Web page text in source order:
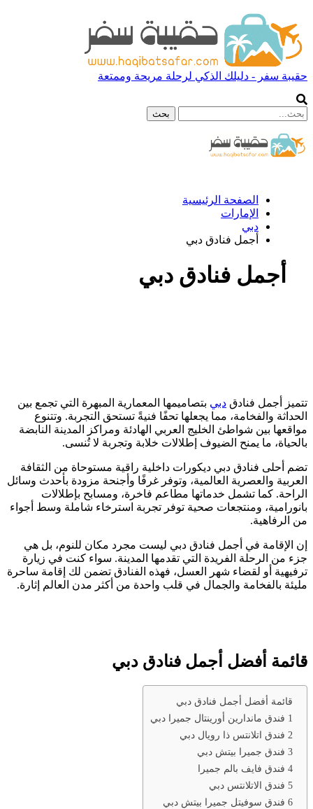
حقيبة سفر - دليلك الذكي لرحلة مريحة وممتعة
الصفحة الرئيسية
الإمارات
دبي
أجمل فنادق دبي
أجمل فنادق دبي
تتميز أجمل فنادق دبي بتصاميمها المعمارية المبهرة التي تجمع بين
الحداثة والفخامة، مما يجعلها تحفًا فنيةً تستحق التجربة. وتتنوع
مواقعها بين شواطئ الخليج العربي الهادئة ومراكز المدينة النابضة
بالحياة، ما يمنح الضيوف إطلالات خلابة وتجربة لا تُنسى.
تضم أحلى فنادق دبي ديكورات داخلية راقية مستوحاة من الثقافة
العربية والعصرية العالمية، وتوفر غرفًا وأجنحة مزودة بأحدث وسائل
الراحة. كما تشمل خدماتها مطاعم فاخرة، ومسابح بإطلالات
بانورامية، ومنتجعات صحية توفر تجربة استرخاء شاملة وسط أجواء
من الرفاهية.
إن الإقامة في أجمل فنادق دبي ليست مجرد مكان للنوم، بل هي
جزء من الرحلة الفريدة التي تقدمها المدينة. سواء كنت في زيارة
ترفيهية أو لقضاء شهر العسل، فهذه الفنادق تضمن لك إقامة ساحرة
مليئة بالفخامة والجمال في قلب واحدة من أكثر مدن العالم إثارة.
قائمة أفضل أجمل فنادق دبي
قائمة أفضل أجمل فنادق دبي
1 فندق ماندارين أورينتال جميرا دبي
2 فندق اتلانتس ذا رويال دبي
3 فندق جميرا بيتش دبي
4 فندق فايف بالم جميرا
5 فندق الاتلانتس دبي
6 فندق سوفيتل جميرا بيتش دبي